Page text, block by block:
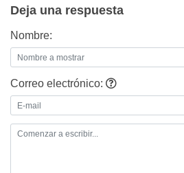
Deja una respuesta
Nombre:
Correo electrónico: